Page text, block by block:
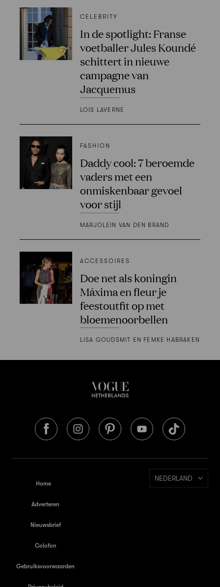
CELEBRITY
In de spotlight: Franse
voetballer Jules Koundé
schittert in nieuwe
campagne van
Jacquemus
LOIS LAVERNE
FASHION
Daddy cool: 7 beroemde
vaders met een
onmiskenbaar gevoel
voor stijl
MARJOLEIN VAN DEN BRAND
ACCESSOIRES
Doe net als koningin
Máxima en fleur je
feestoutfit op met
bloemenoorbellen
LISA GOUDSMIT EN FEMKE HABRAKEN
Home
Adverteren
Nieuwsbrief
Colofon
Gebruiksvoorwaarden
NEDERLAND